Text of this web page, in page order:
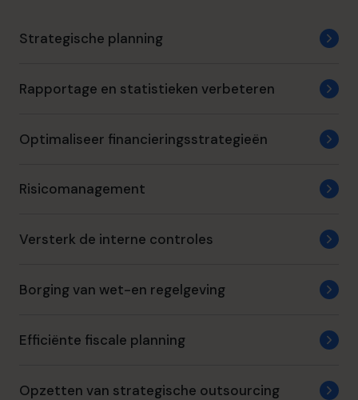
Strategische planning
Rapportage en statistieken verbeteren
Optimaliseer financieringsstrategieën
Risicomanagement
Versterk de interne controles
Borging van wet-en regelgeving
Efficiënte fiscale planning
Opzetten van strategische outsourcing